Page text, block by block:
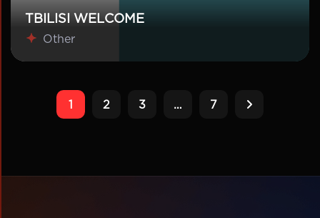
TBILISI WELCOME
Other
1 2 3 … 7